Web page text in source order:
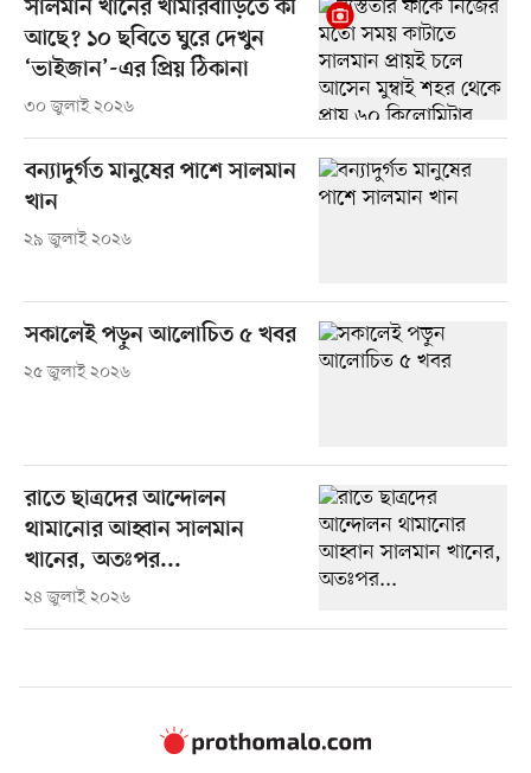
সালমান খানের খামারবাড়িতে কী
আছে? ১০ ছবিতে ঘুরে দেখুন
‘ভাইজান’-এর প্রিয় ঠিকানা
৩০ জুলাই ২০২৬
বন্যাদুর্গত মানুষের পাশে সালমান
খান
২৯ জুলাই ২০২৬
সকালেই পড়ুন আলোচিত ৫ খবর
২৫ জুলাই ২০২৬
রাতে ছাত্রদের আন্দোলন
থামানোর আহ্বান সালমান
খানের, অতঃপর...
২৪ জুলাই ২০২৬